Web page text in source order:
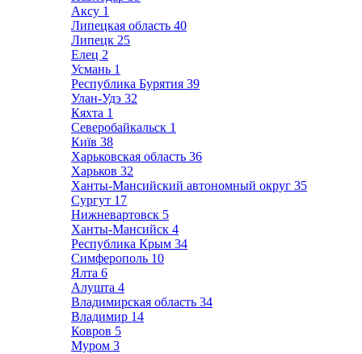
Аксу 1
Липецкая область 40
Липецк 25
Елец 2
Усмань 1
Республика Бурятия 39
Улан-Удэ 32
Кяхта 1
Северобайкальск 1
Київ 38
Харьковская область 36
Харьков 32
Ханты-Мансийский автономный округ 35
Сургут 17
Нижневартовск 5
Ханты-Мансийск 4
Республика Крым 34
Симферополь 10
Ялта 6
Алушта 4
Владимирская область 34
Владимир 14
Ковров 5
Муром 3